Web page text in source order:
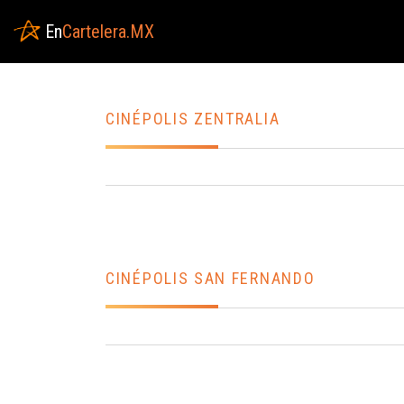
EnCartelera.MX
CINÉPOLIS ZENTRALIA
CINÉPOLIS SAN FERNANDO